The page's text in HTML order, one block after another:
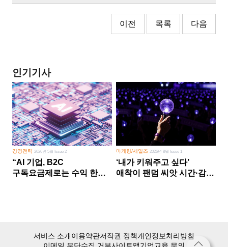
이전 목록 다음
인기기사
경영전략 2026년 5월 Issue 2
“AI 기업, B2C
구독요금제로는 수익 한계
마케팅/세일즈 2026년 8월 Issue 1
‘내가 키워주고 싶다’
애착이 팬덤 씨앗 시간·감정
서비스 소개이용약관저작권 정책개인정보처리방침